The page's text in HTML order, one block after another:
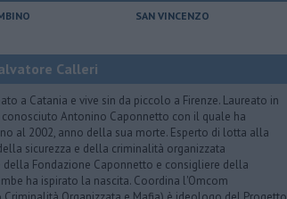
SAN VINCENZO
Calleri
a Catania e vive sin da piccolo a Firenze. Laureato in
Antonino Caponnetto con il quale ha
al 2002, anno della sua morte. Esperto di lotta alla
sicurezza e della criminalità organizzata
Fondazione Caponnetto e consigliere della
ha ispirato la nascita. Coordina l'Omcom